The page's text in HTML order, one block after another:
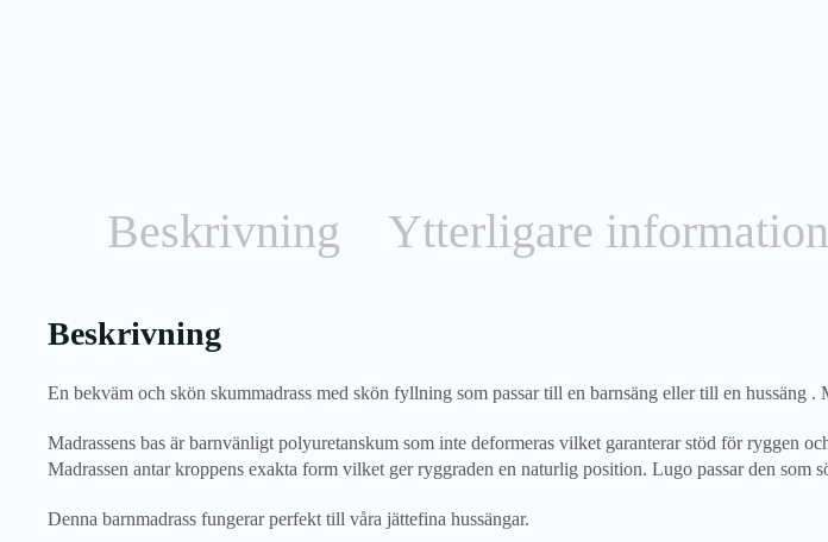
Beskrivning Ytterligare information
Beskrivning
En bekväm och skön skummadrass med skön fyllning som passar till en barnsäng eller till en hussäng
Madrassens bas är barnvänligt polyuretanskum som inte deformeras vilket garanterar stöd för ryggen
Madrassen antar kroppens exakta form vilket ger ryggraden en naturlig position. Lugo passar den som
Denna barnmadrass fungerar perfekt till våra jättefina hussängar.